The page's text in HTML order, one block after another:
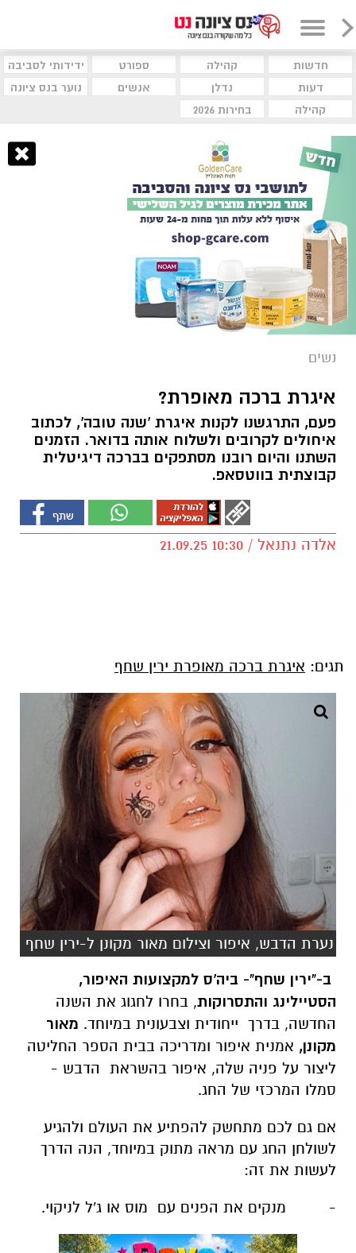
חדשות קהילה ספורט
ידידותי לסביבה
דעות
נדלן אנשים
נוער בנס ציונה
קהילה
בחירות 2026
נשים
איגרת ברכה מאופרת?
פעם, התרגשנו לקנות איגרת 'שנה טובה', לכתוב
איחולים לקרובים ולשלוח אותה בדואר. הזמנים
השתנו והיום רובנו מסתפקים בברכה דיגיטלית
קבוצתית בווטסאפ.
אלדה נתנאל / 10:30 21.09.25
תגים: איגרת ברכה מאופרת ירין שחף
נערת הדבש, איפור וצילום מאור מקונן ל-ירין שחף
ב-"ירין שחף"- ביה'ס למקצועות האיפור,
הסטיילינג והתסרוקות, בחרו לחגוג את השנה
החדשה, בדרך ייחודית וצבעונית במיוחד. מאור
מקונן, אמנית איפור ומדריכה בבית הספר החליטה
ליצור על פניה שלה, איפור בהשראת הדבש -
סמלו המרכזי של החג.
אם גם לכם מתחשק להפתיע את העולם ולהגיע
לשולחן החג עם מראה מתוק במיוחד, הנה הדרך
לעשות את זה:
- מנקים את הפנים עם מוס או ג'ל לניקוי.